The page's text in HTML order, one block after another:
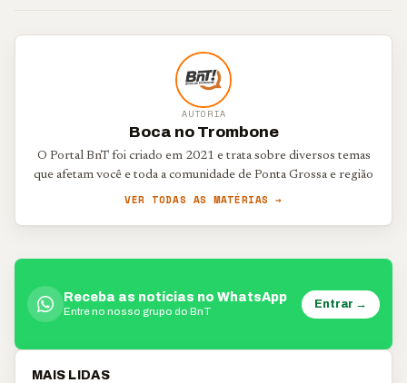
AUTORIA
Boca no Trombone
O Portal BnT foi criado em 2021 e trata sobre diversos temas
que afetam você e toda a comunidade de Ponta Grossa e região
VER TODAS AS MATÉRIAS →
Receba as notícias no WhatsApp
Entre no nosso grupo do BnT
Entrar →
MAIS LIDAS